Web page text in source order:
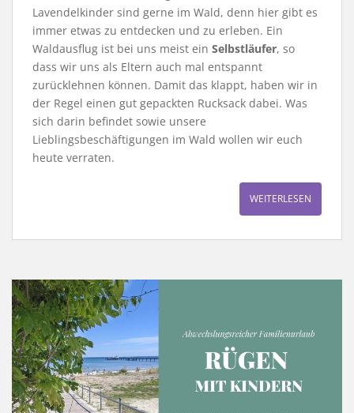
Lavendelkinder sind gerne im Wald, denn hier gibt es
immer etwas zu entdecken und zu erleben. Ein
Waldausflug ist bei uns meist ein Selbstläufer, so
dass wir uns als Eltern auch mal entspannt
zurücklehnen können. Damit das klappt, haben wir in
der Regel einen gut gepackten Rucksack dabei. Was
sich darin befindet sowie unsere
Lieblingsbeschäftigungen im Wald wollen wir euch
heute verraten.
WEITERLESEN